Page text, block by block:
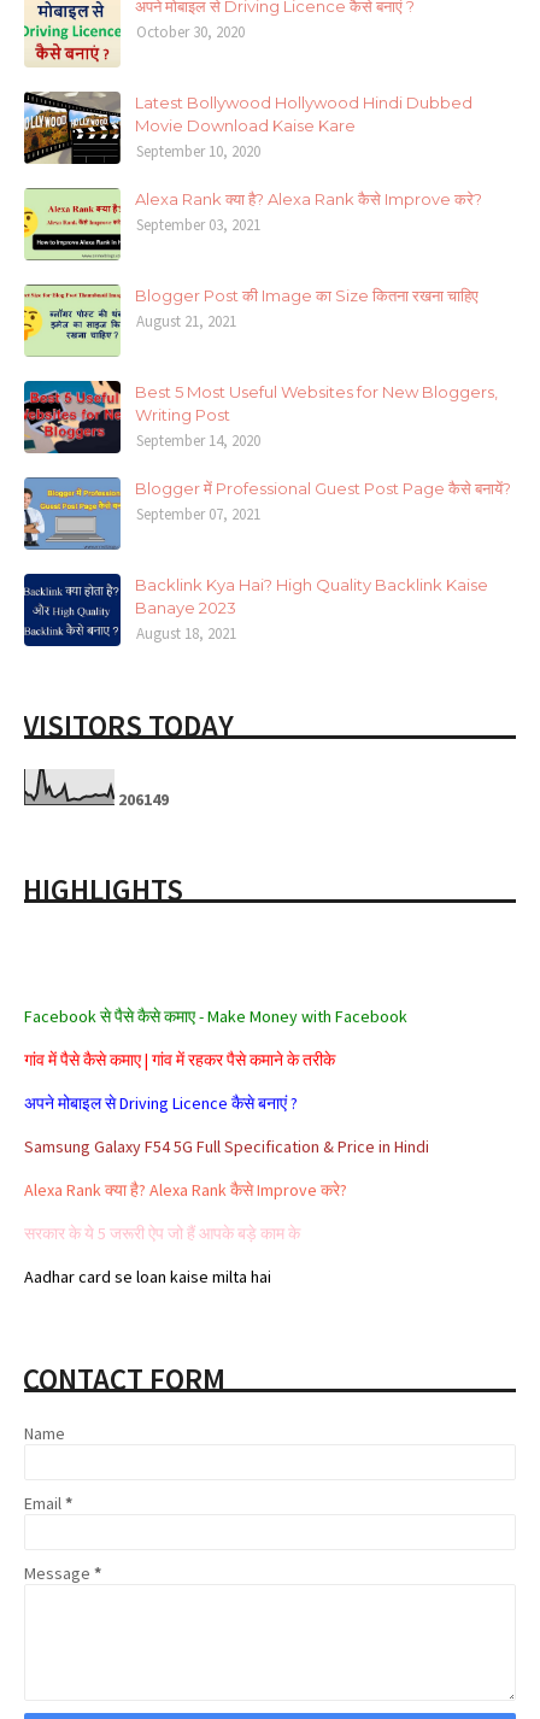
अपने मोबाइल से Driving Licence कैसे बनाएं ?
October 30, 2020
Latest Bollywood Hollywood Hindi Dubbed
Movie Download Kaise Kare
September 10, 2020
Alexa Rank क्या है? Alexa Rank कैसे Improve करे?
September 03, 2021
Blogger Post की Image का Size कितना रखना चाहिए
August 21, 2021
Best 5 Most Useful Websites for New Bloggers,
Writing Post
September 14, 2020
Blogger में Professional Guest Post Page कैसे बनायें?
September 07, 2021
Backlink Kya Hai? High Quality Backlink Kaise
Banaye 2023
August 18, 2021
VISITORS TODAY
206149
HIGHLIGHTS
गांव में पैसे कैसे कमाए | गांव में रहकर पैसे कमाने के तरीके
अपने मोबाइल से Driving Licence कैसे बनाएं ?
Samsung Galaxy F54 5G Full Specification & Price in Hindi
Alexa Rank क्या है? Alexa Rank कैसे Improve करे?
सरकार के ये 5 जरूरी ऐप जो हैं आपके बड़े काम के
Aadhar card se loan kaise milta hai
Google Adsense Kya Hai और इससे पैसे कैसे कमाए
CONTACT FORM
Name
Email *
Message *